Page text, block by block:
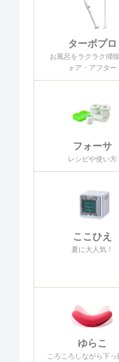
ターボプロ
お風呂をラクラク掃
ォア・アフター
フォーサ
レシピや使い方
ここひえ
夏に大人気！
ゆらこ
ころころしながら下っ